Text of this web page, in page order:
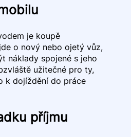
je koupě
o nový nebo ojetý vůz,
náklady spojené s jeho
užitečné pro ty,
k dojíždění do práce
příjmu